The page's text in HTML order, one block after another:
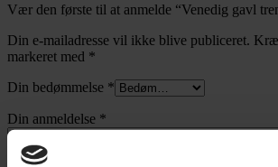
Vær den første til at anmelde “Venedig gavl
Din e-mailadresse vil ikke blive publiceret.
markeret med *
Din bedømmelse *
Din anmeldelse *